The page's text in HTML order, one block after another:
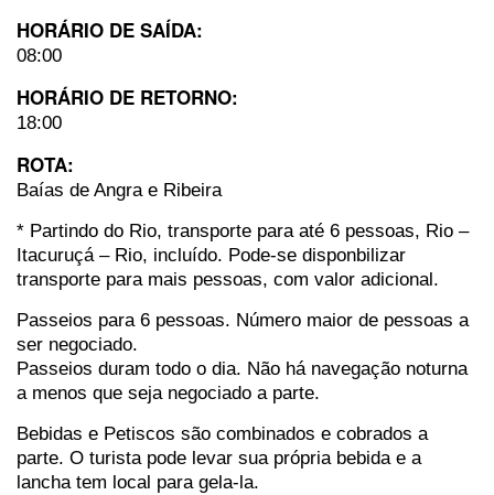
HORÁRIO DE SAÍDA:
08:00
HORÁRIO DE RETORNO:
18:00
ROTA:
Baías de Angra e Ribeira
* Partindo do Rio, transporte para até 6 pessoas, Rio –
Itacuruçá – Rio, incluído. Pode-se disponbilizar
transporte para mais pessoas, com valor adicional.
Passeios para 6 pessoas. Número maior de pessoas a
ser negociado.
Passeios duram todo o dia. Não há navegação noturna
a menos que seja negociado a parte.
Bebidas e Petiscos são combinados e cobrados a
parte. O turista pode levar sua própria bebida e a
lancha tem local para gela-la.